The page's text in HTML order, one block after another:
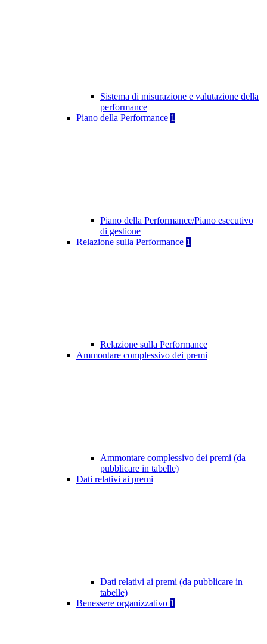
Sistema di misurazione e valutazione della
performance
Piano della Performance 1
Piano della Performance/Piano esecutivo
di gestione
Relazione sulla Performance 1
Relazione sulla Performance
Ammontare complessivo dei premi
Ammontare complessivo dei premi (da
pubblicare in tabelle)
Dati relativi ai premi
Dati relativi ai premi (da pubblicare in
tabelle)
Benessere organizzativo 1